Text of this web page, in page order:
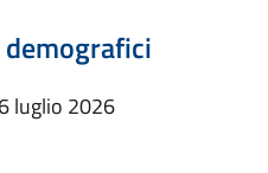
luglio 2026